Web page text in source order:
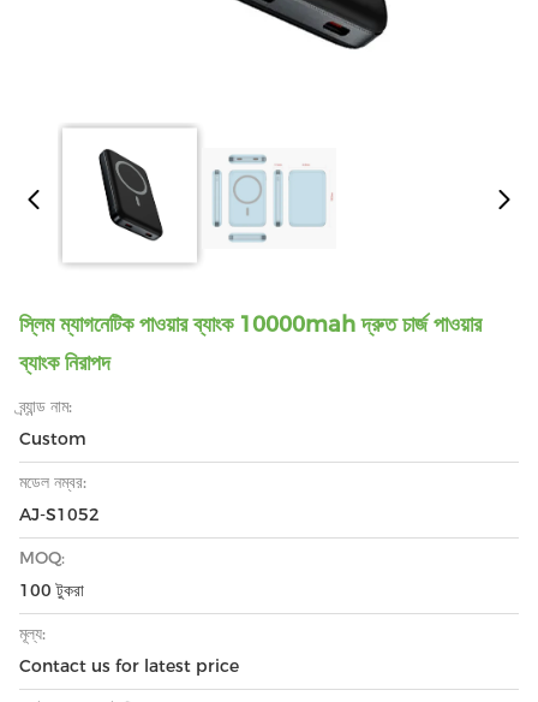
স্লিম ম্যাগনেটিক পাওয়ার ব্যাংক 10000mah দ্রুত চার্জ পাওয়ার
ব্যাংক নিরাপদ
ব্র্যান্ড নাম:
Custom
মডেল নম্বর:
AJ-S1052
MOQ:
100 টুকরা
মূল্য:
Contact us for latest price